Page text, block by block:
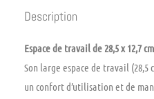
Description
Espace de travail de 28,5 x 12,7 cm
Son large espace de travail
un confort d’utilisation et de